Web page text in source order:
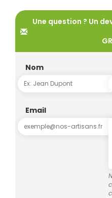
Une question ? Un
Nom
Email